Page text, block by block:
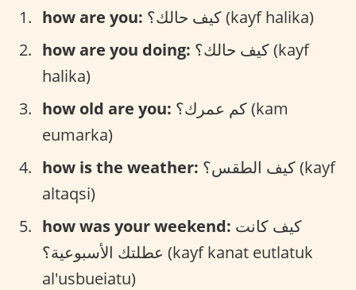
how are you:
كيف حالك؟ (kayf halika)
how are you doing:
halika)
how old are you:
eumarka)
how is the weather:
altaqsi)
how was your weekend:
عطلتك الأسبوعية؟ (kayf kanat eutlatuk
al'usbueiatu)